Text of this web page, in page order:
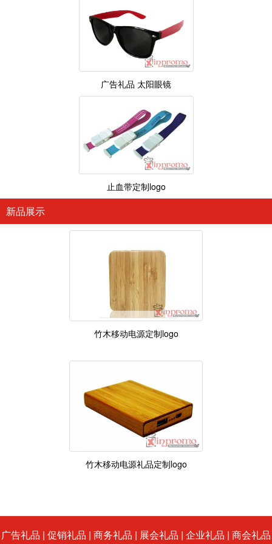
广告礼品 太阳眼镜
止血带定制logo
新品展示
竹木移动电源定制logo
竹木移动电源礼品定制logo
广告礼品 | 促销礼品 | 商务礼品 | 展会礼品 | 企业礼品 | 商会礼品